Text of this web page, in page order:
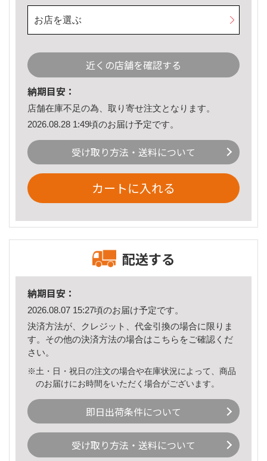
お店を選ぶ
近くの店舗を確認する
納期目安：
店舗在庫不足の為、取り寄せ注文となります。
2026.08.28 1:49頃のお届け予定です。
受け取り方法・送料について
カートに入れる
配送する
納期目安：
2026.08.07 15:27頃のお届け予定です。
決済方法が、クレジット、代金引換の場合に限りま
す。その他の決済方法の場合はこちら をご確認くだ
さい。
※土・日・祝日の注文の場合や在庫状況によって、商品
のお届けにお時間をいただく場合がございます。
即日出荷条件について
受け取り方法・送料について